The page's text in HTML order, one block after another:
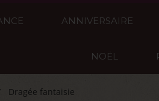
ANNIVERSAIRE
NOËL
Dragée fantaisie